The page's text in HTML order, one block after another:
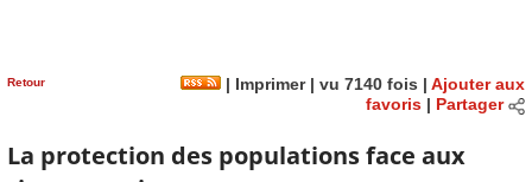
Retour | Imprimer| vu 7140 fois | Ajouter aux
favoris| Partager
La protection des populations face aux